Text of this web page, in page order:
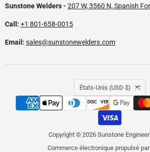
Sunstone Welders - 207 W, 3560 N, Spanish
Call: +1 801-658-0015
Email: sales@sunstonewelders.com
PAYS
États-Unis (USD $)
Copyright © 2026 Sunstone
Commerce électronique propulsé